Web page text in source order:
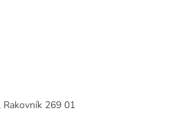
Rakovník 269 01